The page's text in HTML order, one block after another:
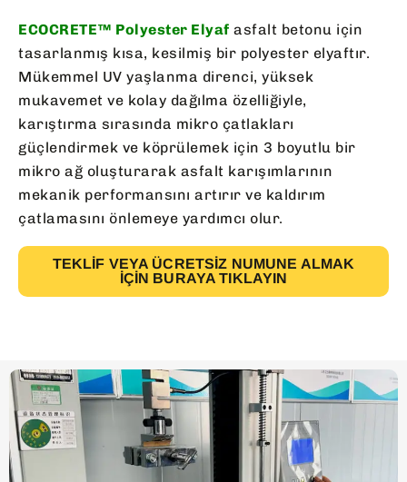
ECOCRETE™ Polyester Elyaf asfalt betonu için
tasarlanmış kısa, kesilmiş bir polyester elyaftır.
Mükemmel UV yaşlanma direnci, yüksek
mukavemet ve kolay dağılma özelliğiyle,
karıştırma sırasında mikro çatlakları
güçlendirmek ve köprülemek için 3 boyutlu bir
mikro ağ oluşturarak asfalt karışımlarının
mekanik performansını artırır ve kaldırım
çatlamasını önlemeye yardımcı olur.
TEKLIF VEYA ÜCRETSIZ NUMUNE ALMAK
İÇIN BURAYA TIKLAYIN